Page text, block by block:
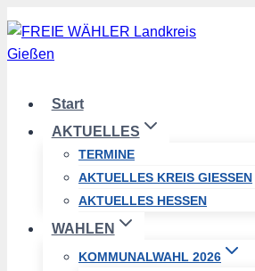
Zum
Inhalt
springen
Start
AKTUELLES
TERMINE
AKTUELLES KREIS GIESSEN
AKTUELLES HESSEN
WAHLEN
KOMMUNALWAHL 2026